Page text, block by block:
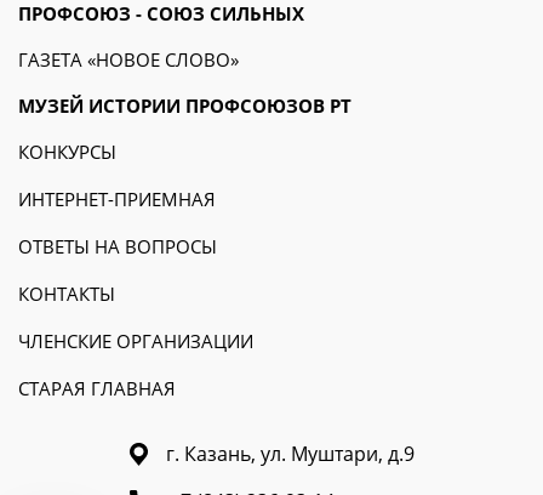
ПРОФСОЮЗ - СОЮЗ СИЛЬНЫХ
ГАЗЕТА «НОВОЕ СЛОВО»
МУЗЕЙ ИСТОРИИ ПРОФСОЮЗОВ РТ
КОНКУРСЫ
ИНТЕРНЕТ-ПРИЕМНАЯ
ОТВЕТЫ НА ВОПРОСЫ
КОНТАКТЫ
ЧЛЕНСКИЕ ОРГАНИЗАЦИИ
СТАРАЯ ГЛАВНАЯ
г. Казань, ул. Муштари, д.9